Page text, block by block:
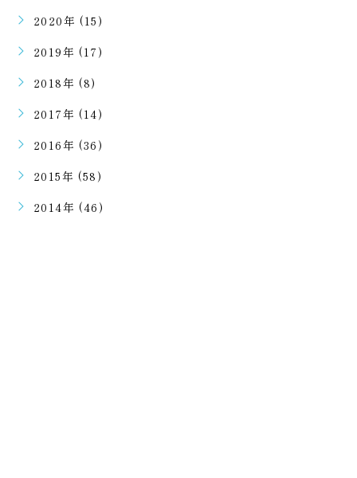
2020年 (15)
2019年 (17)
2018年 (8)
2017年 (14)
2016年 (36)
2015年 (58)
2014年 (46)